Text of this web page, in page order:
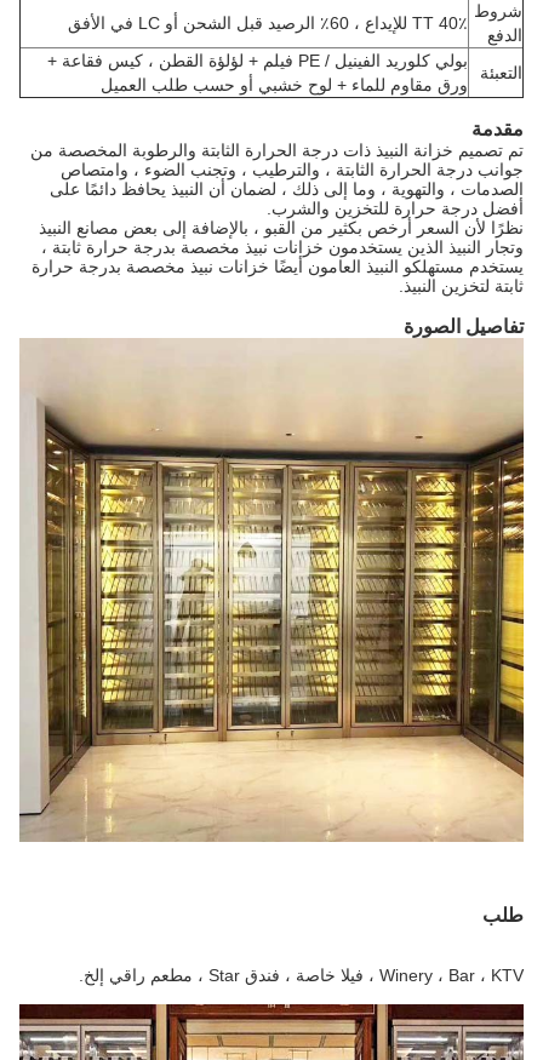
شروط
الدفع
40٪ TT للإيداع ، 60٪ الرصيد قبل الشحن أو LC في الأفق
التعبئة
بولي كلوريد الفينيل / PE فيلم + لؤلؤة القطن ، كيس فقاعة +
ورق مقاوم للماء + لوح خشبي أو حسب طلب العميل
مقدمة
تم تصميم خزانة النبيذ ذات درجة الحرارة الثابتة والرطوبة المخصصة من
جوانب درجة الحرارة الثابتة ، والترطيب ، وتجنب الضوء ، وامتصاص
الصدمات ، والتهوية ، وما إلى ذلك ، لضمان أن النبيذ يحافظ دائمًا على
أفضل درجة حرارة للتخزين والشرب.
نظرًا لأن السعر أرخص بكثير من القبو ، بالإضافة إلى بعض مصانع النبيذ
وتجار النبيذ الذين يستخدمون خزانات نبيذ مخصصة بدرجة حرارة ثابتة ،
يستخدم مستهلكو النبيذ العامون أيضًا خزانات نبيذ مخصصة بدرجة حرارة
ثابتة لتخزين النبيذ.
تفاصيل الصورة
طلب
Winery ، Bar ، KTV ، فيلا خاصة ، فندق Star ، مطعم راقي إلخ.